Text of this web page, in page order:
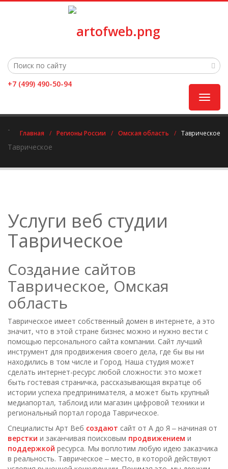
Toggle
+7 (499) 490-50-94
Главная / Регионы России / Омская область / Таврическое
-
Таврическое
Услуги веб студии
Таврическое
Создание сайтов
Таврическое, Омская
область
Таврическое имеет собственный домен в интернете, а это
значит, что в этой стране бизнес можно и нужно вести с
помощью персонального сайта компании. Сайт лучший
инструмент для продвижения своего дела, где бы вы ни
находились в том числе и Город. Наша студия может
сделать интернет-ресурс любой сложности: это может
быть гостевая страничка, рассказывающая вкратце об
истории успеха предпринимателя, а может быть крупный
медиапортал, таблоид или магазин цифровой техники и
региональный портал города Таврическое.
Специалисты Арт Веб создают сайт от А до Я ‒ начиная от
верстки и заканчивая поисковым продвижением и
поддержкой ресурса. Мы воплотим любую идею заказчика
в реальность. Таврическое ‒ место, в которой действуют